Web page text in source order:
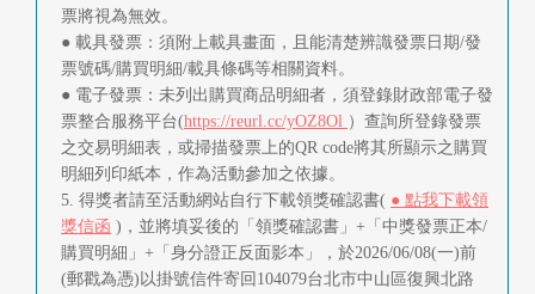
票將視為無效。
● 載具發票：須附上載具畫面，且能清楚辨識發票日期/發
票號碼/購買明細/載具條碼等相關資料。
● 電子發票：未列出購買商品明細者，須登錄財政部電子發
票整合服務平台(https://reurl.cc/yOZ8Ol ）查詢所登錄發票
之交易明細表，或掃描發票上的QR code將其所顯示之購買
明細列印紙本，作為活動參加之依據。
5. 得獎者請至活動網站自行下載領獎確認書( ● 點我下載領
獎信函 )，並將填妥後的「領獎確認書」+「中獎發票正本/
購買明細」+「身分證正反面影本」，於2026/06/08(一)前
(郵戳為憑)以掛號信件寄回104079台北市中山區復興北路